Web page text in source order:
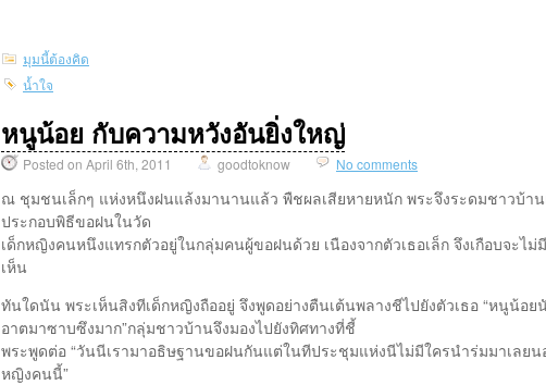
มุมนี้ต้องคิด
น้ำใจ
หนูน้อย กับความหวังอันยิ่งใหญ่
Posted on April 6th, 2011 goodtoknow No comments
ณ ชุมชนเล็กๆ แห่งหนึงฝนแล้งมานานแล้ว พืชผลเสียหายหนัก พระจึงระดมชาวบ้าน
ประกอบพิธีขอฝนในวัด
เด็กหญิงคนหนึงแทรกตัวอยู่ในกลุ่มคนผู้ขอฝนด้วย เนืองจากตัวเธอเล็ก จึงเกือบจะไม่
เห็น
ทันใดนัน พระเห็นสิงทีเด็กหญิงถืออยู่ จึงพูดอย่างตืนเต้นพลางชีไปยังตัวเธอ “หนูน้อย
อาตมาซาบซึงมาก”กลุ่มชาวบ้านจึงมองไปยังทิศทางที่ชี้
พระพูดต่อ “วันนีเรามาอธิษฐานขอฝนกันแต่ในทีประชุมแห่งนีไม่มีใครนําร่มมาเลยน
หญิงคนนี้”